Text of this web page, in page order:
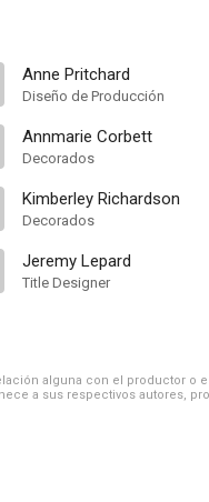
Anne Pritchard
Diseño de Producción
Annmarie Corbett
Decorados
Kimberley Richardson
Decorados
Jeremy Lepard
Title Designer
alguna con el productor o
a sus respectivos autores,